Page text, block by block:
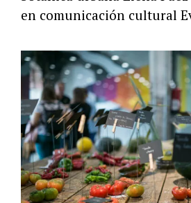
en comunicación cultural